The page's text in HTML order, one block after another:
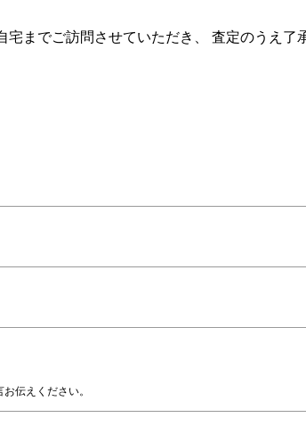
までご訪問させていただき、 査定のうえ了
伝えください。